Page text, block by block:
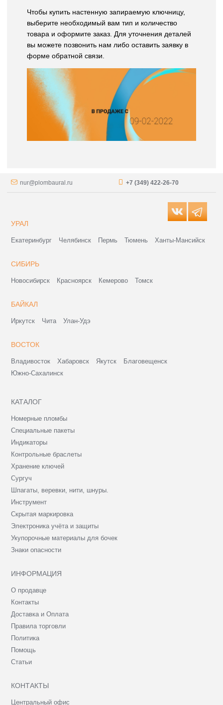
Чтобы купить настенную запираемую ключницу,
выберите необходимый вам тип и количество
товара и оформите заказ. Для уточнения деталей
вы можете позвонить нам либо оставить заявку в
форме обратной связи.
nur@plombaural.ru +7 (349) 422-26-70
УРАЛ
Екатеринбург Челябинск Пермь Тюмень Ханты-Мансийск
СИБИРЬ
Новосибирск Красноярск Кемерово Томск
БАЙКАЛ
Иркутск Чита Улан-Удэ
ВОСТОК
Владивосток Хабаровск Якутск
Благовещенск
Южно-Сахалинск
КАТАЛОГ
Номерные пломбы
Специальные пакеты
Индикаторы
Контрольные браслеты
Хранение ключей
Сургуч
Шпагаты, веревки, нити, шнуры.
Инструмент
Скрытая маркировка
Электроника учёта и защиты
Укупорочные материалы для бочек
Знаки опасности
ИНФОРМАЦИЯ
О продавце
Контакты
Доставка и Оплата
Правила торговли
Политика
Помощь
Статьи
КОНТАКТЫ
Центральный офис